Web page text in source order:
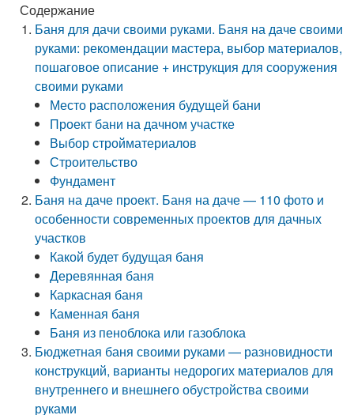
Содержание
Баня для дачи своими руками. Баня на даче своими
руками: рекомендации мастера, выбор материалов,
пошаговое описание + инструкция для сооружения
своими руками
Место расположения будущей бани
Проект бани на дачном участке
Выбор стройматериалов
Строительство
Фундамент
Баня на даче проект. Баня на даче — 110 фото и
особенности современных проектов для дачных
участков
Какой будет будущая баня
Деревянная баня
Каркасная баня
Каменная баня
Баня из пеноблока или газоблока
Бюджетная баня своими руками — разновидности
конструкций, варианты недорогих материалов для
внутреннего и внешнего обустройства своими
руками